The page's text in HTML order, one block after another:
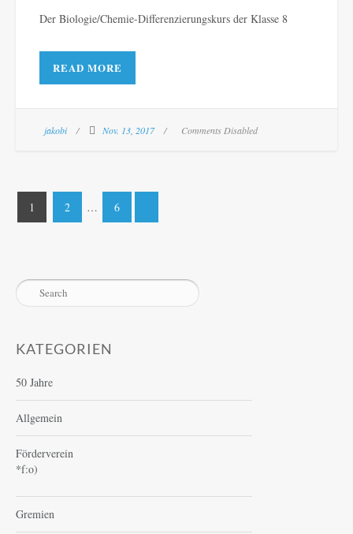
Der Biologie/Chemie-Differenzierungskurs der Klasse 8
READ MORE
jakobi Nov. 13, 2017 Comments Disabled
Seitennummerierung
1 2 … 6
KATEGORIEN
50 Jahre
Allgemein
Förderverein
*f:o)
Gremien